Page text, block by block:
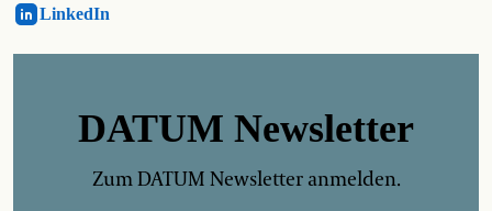
LinkedIn
DATUM Newsletter
Zum DATUM Newsletter anmelden.